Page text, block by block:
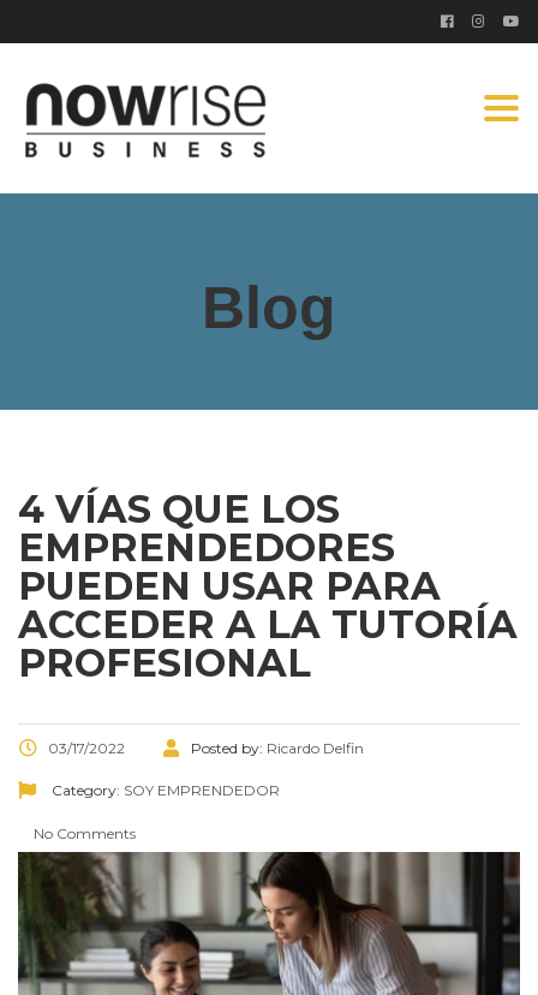
Blog
4 VÍAS QUE LOS
EMPRENDEDORES
PUEDEN USAR PARA
ACCEDER A LA TUTORÍA
PROFESIONAL
03/17/2022 Posted by: Ricardo Delfin
Category: SOY EMPRENDEDOR
No Comments